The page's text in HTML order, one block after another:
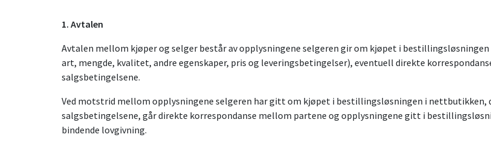
1. Avtalen
Avtalen mellom kjøper og selger består av opplysningene selgeren gir om kjøpet i
art, mengde, kvalitet, andre egenskaper, pris og leveringsbetingelser), eventuell direkte
salgsbetingelsene.
Ved motstrid mellom opplysningene selgeren har gitt om kjøpet i bestillingsløsningen i nettbutikken,
salgsbetingelsene, går direkte korrespondanse mellom partene og opplysningene gitt i
bindende lovgivning.